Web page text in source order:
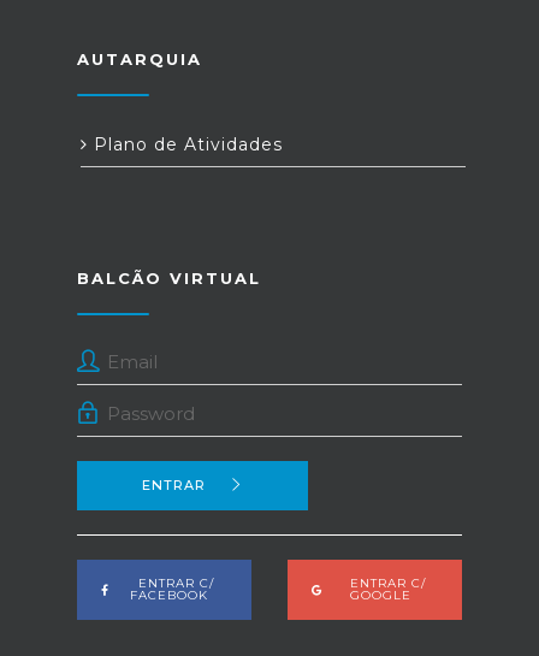
AUTARQUIA
Plano de Atividades
BALCÃO VIRTUAL
ENTRAR
ENTRAR C/
FACEBOOK
ENTRAR C/
GOOGLE